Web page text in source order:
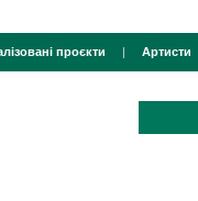
проєкти | Артисти